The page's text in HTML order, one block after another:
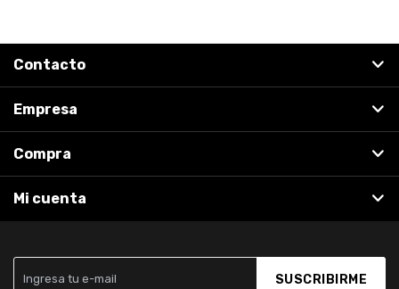
SUSCRIBIRME
Contacto
Empresa
Compra
Mi cuenta